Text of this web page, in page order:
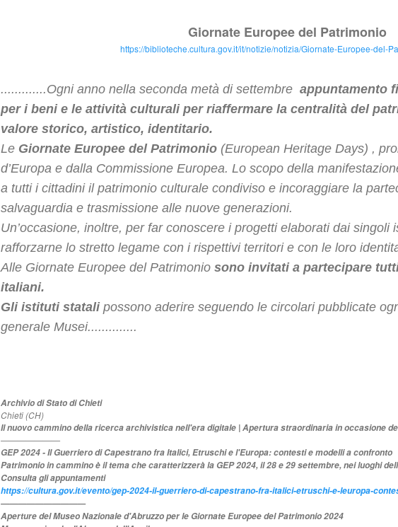
Giornate Europee del Patrimonio
https://biblioteche.cultura.gov.it/it/notizie/notizia/Giornate-Europee-del-
.............Ogni anno nella seconda metà di settembre appuntamento
per i beni e le attività culturali per riaffermare la centralità del
valore storico, artistico, identitario.
Le Giornate Europee del Patrimonio (European Heritage Days) ,
d’Europa e dalla Commissione Europea. Lo scopo della
a tutti i cittadini il patrimonio culturale condiviso e incoraggiare la
salvaguardia e trasmissione alle nuove generazioni.
Un’occasione, inoltre, per far conoscere i progetti elaborati dai singoli
rafforzarne lo stretto legame con i rispettivi territori e con le loro
Alle Giornate Europee del Patrimonio sono invitati a partecipare
italiani.
Gli istituti statalipossono aderire seguendo le circolari pubblicate
generale Musei..............
Archivio di Stato di Chieti
Chieti (CH)
Il nuovo cammino della ricerca archivistica nell'era digitale | Apertura straordinaria in occasione
———————
GEP 2024 - Il Guerriero di Capestrano fra Italici, Etruschi e l'Europa: contesti e modelli a confronto
Patrimonio in cammino è il tema che caratterizzerà la GEP 2024, il 28 e 29 settembre, nei luoghi
Consulta gli appuntamenti
https://cultura.gov.it/evento/gep-2024-il-guerriero-di-capestrano-fra-italici-etruschi-e-leuropa-
——————————
Aperture del Museo Nazionale d'Abruzzo per le Giornate Europee del Patrimonio 2024